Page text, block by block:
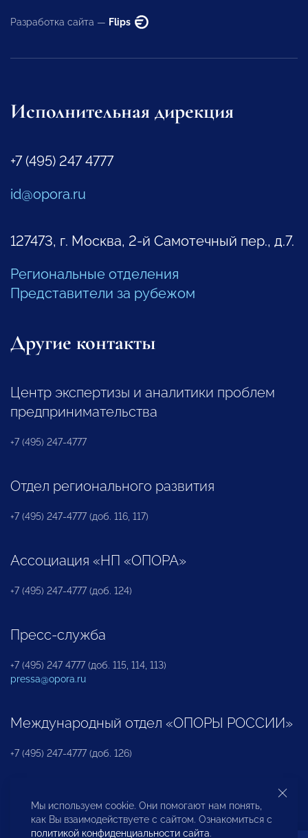
Разработка сайта — Flips
Исполнительная дирекция
+7 (495) 247 4777
id@opora.ru
127473, г. Москва, 2-й Самотечный пер., д.7.
Региональные отделения
Представители за рубежом
Другие контакты
Центр экспертизы и аналитики проблем
предпринимательства
+7 (495) 247-4777
Отдел регионального развития
+7 (495) 247-4777 (доб. 116, 117)
Ассоциация «НП «ОПОРА»
+7 (495) 247-4777 (доб. 124)
Пресс-служба
+7 (495) 247 4777 (доб. 115, 114, 113)
pressa@opora.ru
Международный отдел «ОПОРЫ РОССИИ»
+7 (495) 247-4777 (доб. 126)
Бюро по защите прав предпринимателей и
инвесторов
Мы используем cookie. Они помогают нам понять,
как Вы взаимодействуете с сайтом. Ознакомиться с
политикой конфиденциальности сайта.